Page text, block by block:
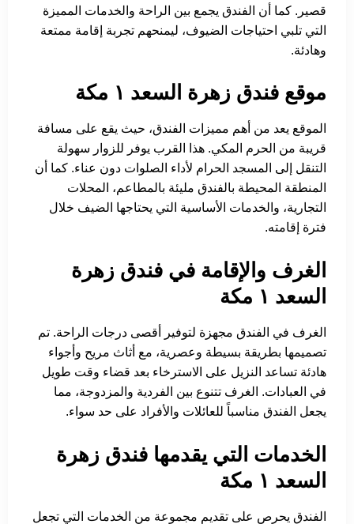
قصير. كما أن الفندق يجمع بين الراحة والخدمات المميزة
التي تلبي احتياجات الضيوف، ليمنحهم تجربة إقامة ممتعة
وهادئة.
موقع فندق زهرة السعد ١ مكة
الموقع يعد من أهم مميزات الفندق، حيث يقع على مسافة
قريبة من الحرم المكي. هذا القرب يوفر للزوار سهولة
التنقل إلى المسجد الحرام لأداء الصلوات دون عناء. كما أن
المنطقة المحيطة بالفندق مليئة بالمطاعم، المحلات
التجارية، والخدمات الأساسية التي يحتاجها الضيف خلال
فترة إقامته.
الغرف والإقامة في فندق زهرة
السعد ١ مكة
الغرف في الفندق مجهزة لتوفير أقصى درجات الراحة. تم
تصميمها بطريقة بسيطة وعصرية، مع أثاث مريح وأجواء
هادئة تساعد النزيل على الاسترخاء بعد قضاء وقت طويل
في العبادات. الغرف تتنوع بين الفردية والمزدوجة، مما
يجعل الفندق مناسباً للعائلات والأفراد على حد سواء.
الخدمات التي يقدمها فندق زهرة
السعد ١ مكة
الفندق يحرص على تقديم مجموعة من الخدمات التي تجعل